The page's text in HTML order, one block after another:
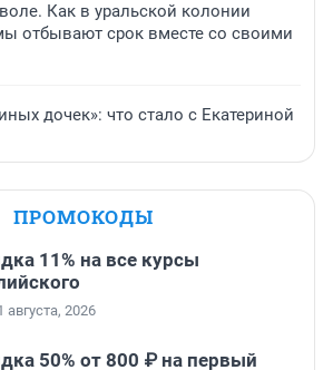
Как в уральской колонии
отбывают срок вместе со своими
дочек»: что стало с Екатериной
ПРОМОКОДЫ
11% на все курсы
августа, 2026
50% от 800 ₽ на первый